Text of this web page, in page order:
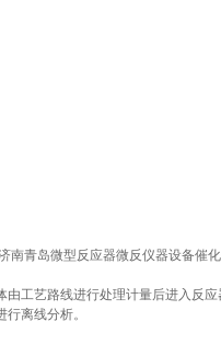
青岛微型反应器微反仪器设备催
工艺路线进行处理计量后进入反
离线分析。